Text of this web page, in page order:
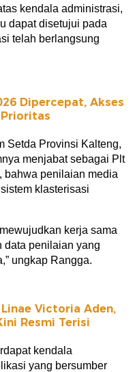
kendala administrasi,
dapat disetujui pada
telah berlangsung
Dipercepat, Akses
Setda Provinsi Kalteng,
menjabat sebagai Plt
bahwa penilaian media
klasterisasi
kerja sama
data penilaian yang
ungkap Rangga.
Victoria Aden,
Resmi Terisi
kendala
yang bersumber